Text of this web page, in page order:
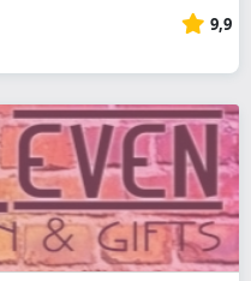
9,9